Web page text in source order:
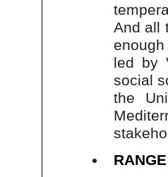
And all
led by
social
the